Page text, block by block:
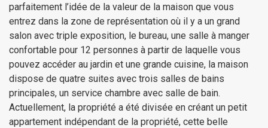
parfaitement l’idée de la valeur de la maison que vous
entrez dans la zone de représentation où il y a un grand
salon avec triple exposition, le bureau, une salle à manger
confortable pour 12 personnes à partir de laquelle vous
pouvez accéder au jardin et une grande cuisine, la maison
dispose de quatre suites avec trois salles de bains
principales, un service chambre avec salle de bain.
Actuellement, la propriété a été divisée en créant un petit
appartement indépendant de la propriété, cette belle